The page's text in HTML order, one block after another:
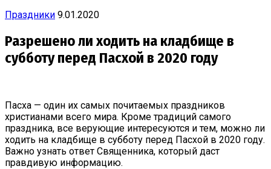
Праздники 9.01.2020
Разрешено ли ходить на кладбище в
субботу перед Пасхой в 2020 году
Пасха — один их самых почитаемых праздников
христианами всего мира. Кроме традиций самого
праздника, все верующие интересуются и тем, можно ли
ходить на кладбище в субботу перед Пасхой в 2020 году.
Важно узнать ответ Священника, который даст
правдивую информацию.